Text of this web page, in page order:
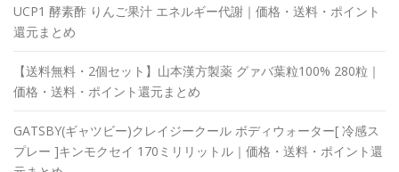
UCP1 酵素酢 りんご果汁 エネルギー代謝｜価格・送料・ポイント
還元まとめ
【送料無料・2個セット】山本漢方製薬 グァバ葉粒100% 280粒｜
価格・送料・ポイント還元まとめ
GATSBY(ギャツビー)クレイジークール ボディウォーター[ 冷感ス
プレー ]キンモクセイ 170ミリリットル｜価格・送料・ポイント還